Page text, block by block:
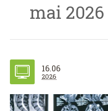
mai 2026
16.06
2026